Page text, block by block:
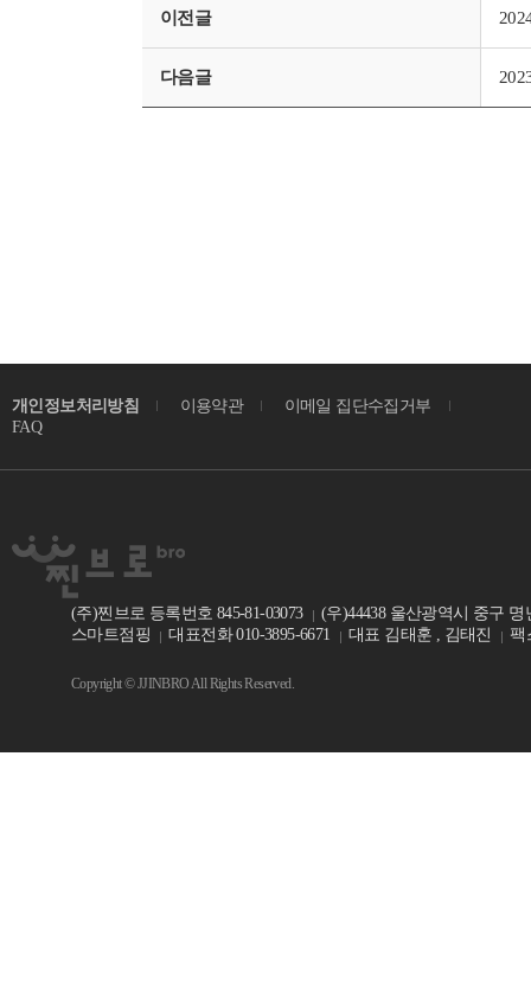
이전글
다음글
개인정보처리방침 이용약관
이메일 집단수집거부
FAQ
(주)찐브로 등록번호 845-81-03073
(우)44438 울산광역시 중구 명
스마트점핑
대표전화 010-3895-6671 대표 김태훈 , 김태진 팩
Copyright © JJINBRO All Rights Reserved.